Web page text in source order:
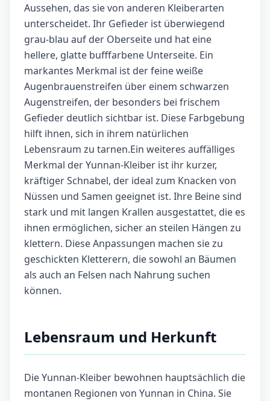
Aussehen, das sie von anderen Kleiberarten
unterscheidet. Ihr Gefieder ist überwiegend
grau-blau auf der Oberseite und hat eine
hellere, glatte bufffarbene Unterseite. Ein
markantes Merkmal ist der feine weiße
Augenbrauenstreifen über einem schwarzen
Augenstreifen, der besonders bei frischem
Gefieder deutlich sichtbar ist. Diese Farbgebung
hilft ihnen, sich in ihrem natürlichen
Lebensraum zu tarnen.Ein weiteres auffälliges
Merkmal der Yunnan-Kleiber ist ihr kurzer,
kräftiger Schnabel, der ideal zum Knacken von
Nüssen und Samen geeignet ist. Ihre Beine sind
stark und mit langen Krallen ausgestattet, die es
ihnen ermöglichen, sicher an steilen Hängen zu
klettern. Diese Anpassungen machen sie zu
geschickten Kletterern, die sowohl an Bäumen
als auch an Felsen nach Nahrung suchen
können.
Lebensraum und Herkunft
Die Yunnan-Kleiber bewohnen hauptsächlich die
montanen Regionen von Yunnan in China. Sie